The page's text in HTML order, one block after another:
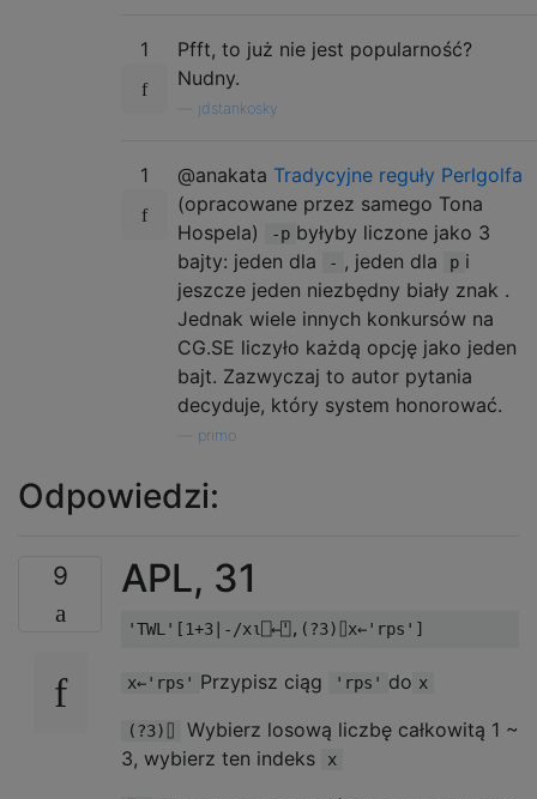
1
Pfft, to już nie jest popularność?
Nudny.
jdstankosky
1 @anakata Tradycyjne reguły Perlgolfa
(opracowane przez samego Tona
Hospela)
-p byłyby liczone jako 3
bajty: jeden dla
- , jeden dla p i
jeszcze jeden niezbędny biały znak .
Jednak wiele innych konkursów na
CG.SE liczyło każdą opcję jako jeden
bajt. Zazwyczaj to autor pytania
decyduje, który system honorować.
primo
Odpowiedzi:
9 APL, 31
x←'rps' Przypisz ciąg 'rps' do x
(?3)⌷
Wybierz losową liczbę całkowitą 1 ~
3, wybierz ten indeks
x